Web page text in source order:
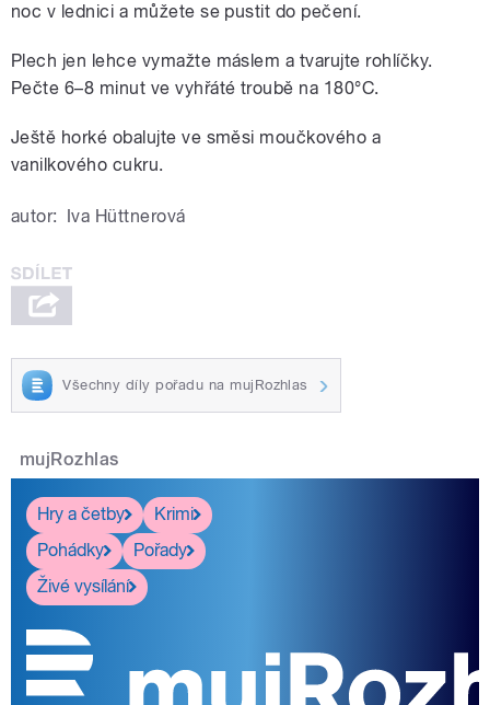
noc v lednici a můžete se pustit do pečení.
Plech jen lehce vymažte máslem a tvarujte rohlíčky.
Pečte 6–8 minut ve vyhřáté troubě na 180°C.
Ještě horké obalujte ve směsi moučkového a
vanilkového cukru.
autor: Iva Hüttnerová
Všechny díly pořadu na mujRozhlas
mujRozhlas
Hry a četby
Krimi
Pohádky
Pořady
Živé vysílání